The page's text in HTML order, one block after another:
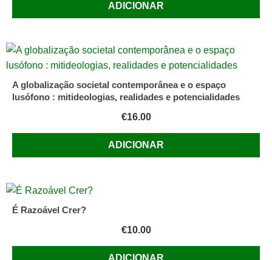
ADICIONAR
A globalização societal contemporânea e o espaço
lusófono : mitideologias, realidades e potencialidades
€16.00
ADICIONAR
É Razoável Crer?
€10.00
ADICIONAR